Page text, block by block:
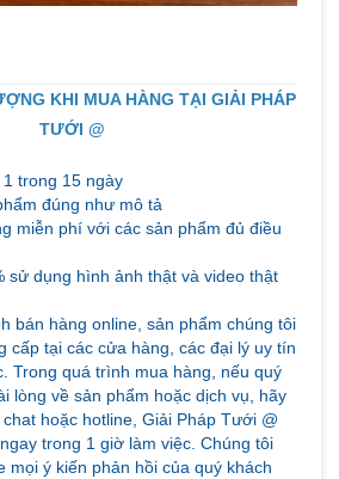
KHI MUA HÀNG TẠI GIẢI PHÁP
TƯỚI @
trong 15 ngày
đúng như mô tả
miễn phí với các sản phẩm đủ điều
sử dụng hình ảnh thật và video thật
bán hàng online, sản phẩm chúng tôi
cấp tại các cửa hàng, các đại lý uy tín
Trong quá trình mua hàng, nếu quý
lòng về sản phẩm hoặc dịch vụ, hãy
hoặc hotline, Giải Pháp Tưới @
trong 1 giờ làm việc. Chúng tôi
mọi ý kiến phản hồi của quý khách